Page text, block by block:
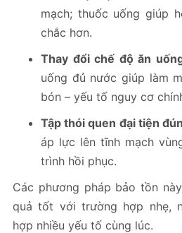
mạch; thuốc uống giúp
chắc hơn.
Thay đổi chế độ ăn
uống đủ nước giúp làm
bón – yếu tố nguy cơ
Tập thói quen đại tiện
áp lực lên tĩnh mạch
trình hồi phục.
Các phương pháp bảo tồn
quả tốt với trường hợp nhẹ,
hợp nhiều yếu tố cùng lúc.